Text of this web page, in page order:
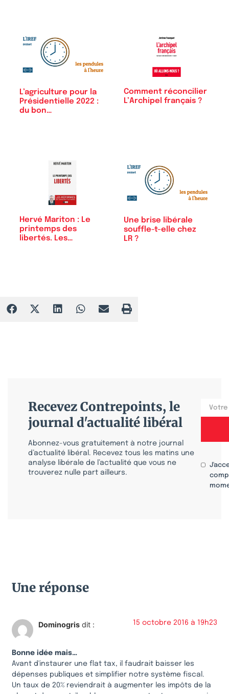
L’agriculture pour la
Présidentielle 2022 :
du bon…
Comment réconcilier
L’Archipel français ?
Hervé Mariton : Le
printemps des
libertés. Les…
Une brise libérale
souffle-t-elle chez
LR ?
Recevez Contrepoints, le
journal d'actualité libéral
Abonnez-vous gratuitement à notre journal
d’actualité libéral. Recevez tous les matins une
analyse libérale de l’actualité que vous ne
trouverez nulle part ailleurs.
Une réponse
Dominogris dit : 15 octobre 2016 à 19h23
Bonne idée mais…
Avant d'instaurer une flat tax, il faudrait baisser les
dépenses publiques et simplifier notre système fiscal.
Un taux de 20% reviendrait à augmenter les impôts de la